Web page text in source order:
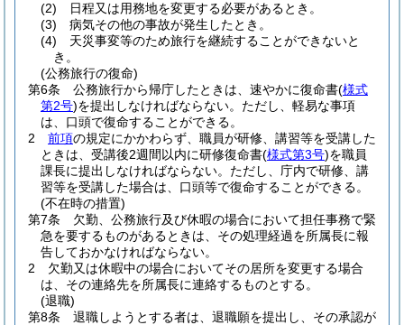
(2)
日程又は用務地を変更する必要があるとき。
(3)
病気その他の事故が発生したとき。
(4)
天災事変等のため旅行を継続することができないと
き。
(公務旅行の復命)
第6条
公務旅行から帰庁したときは、速やかに復命書(様式
第2号)を提出しなければならない。 ただし、軽易な事項
は、口頭で復命することができる。
2
前項の規定にかかわらず、職員が研修、講習等を受講した
ときは、受講後2週間以内に研修復命書(様式第3号)を職員
課長に提出しなければならない。 ただし、庁内で研修、講
習等を受講した場合は、口頭等で復命することができる。
(不在時の措置)
第7条
欠勤、公務旅行及び休暇の場合において担任事務で緊
急を要するものがあるときは、その処理経過を所属長に報
告しておかなければならない。
2
欠勤又は休暇中の場合においてその居所を変更する場合
は、その連絡先を所属長に連絡するものとする。
(退職)
第8条
退職しようとする者は、退職願を提出し、その承認が